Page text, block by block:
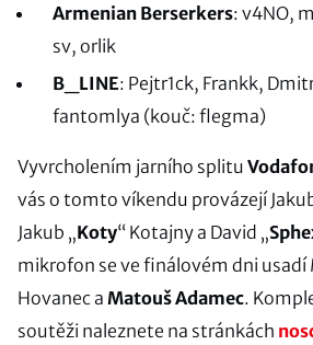
Armenian Berserkers: v4NO,
sv, orlik
B_LINE: Pejtr1ck, Frankk,
fantomlya (kouč: flegma)
Vyvrcholením jarního splitu
vás o tomto víkendu provázejí
Jakub „Koty“ Kotajny a David „
mikrofon se ve finálovém dni usadí
Hovanec a Matouš Adamec.
soutěži naleznete na stránkách